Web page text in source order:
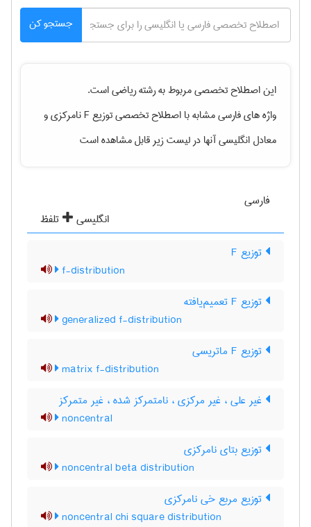
جستجو کن
این اصطلاح تخصصی مربوط به رشتهرياضیاست.
واژه های فارسی مشابه با اصطلاح تخصصیتوزیع F نامرکزی
و
معادل انگلیسی آنها در لیست زیر قابل مشاهده است
فارسی
انگلیسی
تلفظ
توزیع F
f-distribution
توزیع F تعمیم‌یافته
generalized f-distribution
توزیع F ماتریسی
matrix f-distribution
غیر علی ، غیر مرکزی ، نامتمرکز شده ، غیر متمرکز
noncentral
توزیع بتای نامرکزی
noncentral beta distribution
توزیع مربع خی نامرکزی
noncentral chi square distribution